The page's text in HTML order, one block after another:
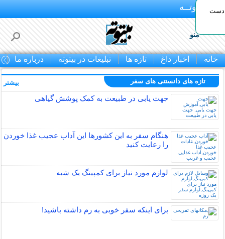
بـیتوتــه
منو
خانه اخبار داغ تازه ها تبلیغات در بیتوته درباره ما
دست
تازه های دانستنی های سفر
جهت یابی در طبیعت به کمک پوشش گیاهی
هنگام سفر به این کشورها این آداب عجیب غذا خوردن
را رعایت کنید
لوازم مورد نیاز برای کمپینگ یک شبه
برای اینکه سفر خوبی به رم داشته باشید!
بیشتر